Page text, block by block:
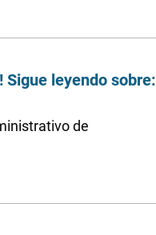
Sigue leyendo sobre:
de